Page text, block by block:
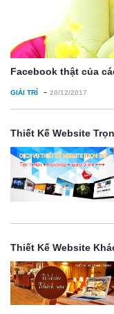
Facebook thật của
GIẢI TRÍ - 20/12/2017
Thiết Kế Website
Thiết Kế Website